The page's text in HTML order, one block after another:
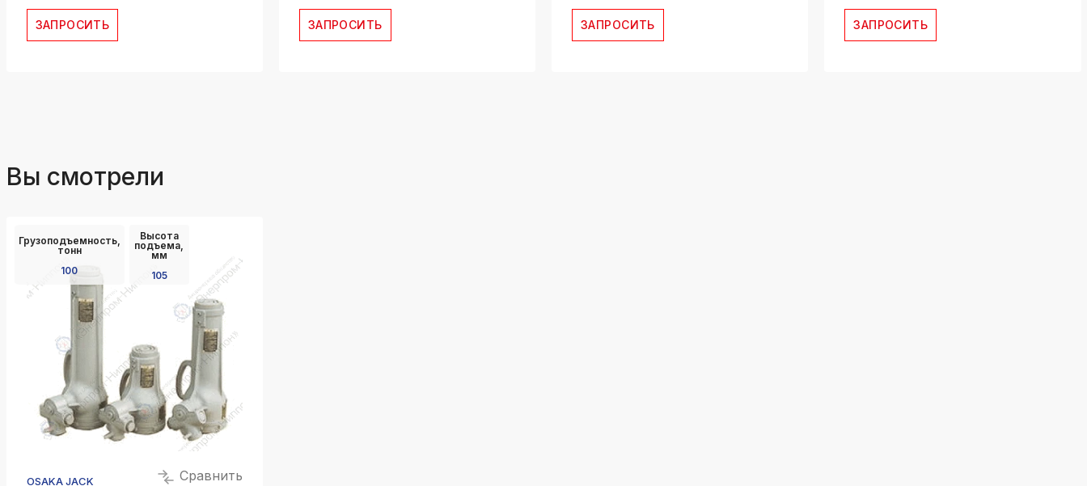
ЗАПРОСИТЬ ЗАПРОСИТЬ ЗАПРОСИТЬ ЗАПРОСИТЬ
Вы смотрели
Грузоподъемность,
тонн
100
Высота
подъема,
мм
105
OSAKA JACK Сравнить